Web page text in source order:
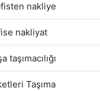
nakliye
nakliyat
taşımacılığı
Taşıma